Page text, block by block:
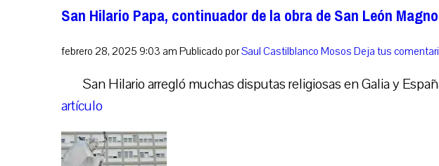
San Hilario Papa, continuador de la obra de San León Magno
febrero 28, 2025 9:03 am Publicado porSaul Castilblanco Mosos Deja tus
San Hilario arregló muchas disputas religiosas en Galia y
artículo